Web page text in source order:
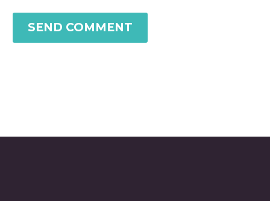
SEND COMMENT